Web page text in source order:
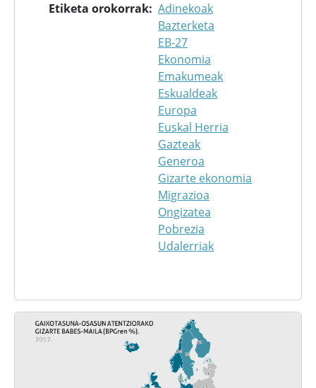
Etiketa orokorrak Adinekoak
Bazterketa
EB-27
Ekonomia
Emakumeak
Eskualdeak
Europa
Euskal Herria
Gazteak
Generoa
Gizarte ekonomia
Migrazioa
Ongizatea
Pobrezia
Udalerriak